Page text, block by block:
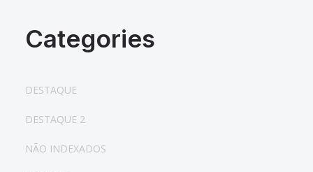
Categories
DESTAQUE
DESTAQUE 2
NÃO INDEXADOS